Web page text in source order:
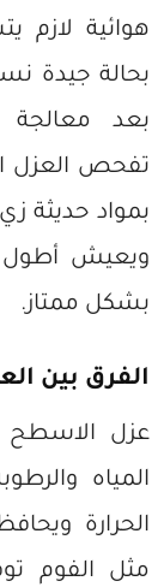
هوائية لازم
بحالة جيدة
بعد معالجة
تفحص العزل
بمواد حديثة
ويعيش أطول
بشكل ممتاز.
الفرق بين
عزل الاسطح
المياه
الحرارة
مثل الفوم